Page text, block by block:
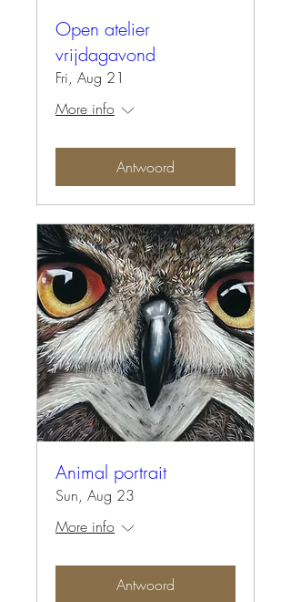
Open atelier
vrijdagavond
Fri, Aug 21
More info
Antwoord
Animal portrait
Sun, Aug 23
More info
Antwoord